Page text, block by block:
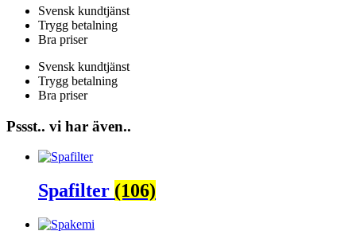
som
passar
bl.a.
J200,
J230,
J270,
mängd
Svensk kundtjänst
Trygg betalning
Bra priser
Svensk kundtjänst
Trygg betalning
Bra priser
Pssst.. vi har även..
Spafilter (106)